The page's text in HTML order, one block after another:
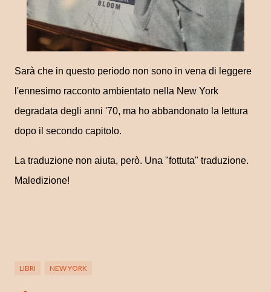
Sarà che in questo periodo non sono in vena di leggere
l'ennesimo racconto ambientato nella New York
degradata degli anni '70, ma ho abbandonato la lettura
dopo il secondo capitolo.
La traduzione non aiuta, però. Una "fottuta" traduzione.
Maledizione!
LIBRI NEW YORK